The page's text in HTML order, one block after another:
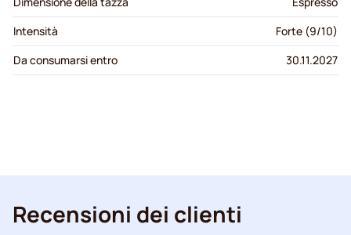
Intensità
Forte (9/10)
Da consumarsi entro
30.11.2027
Recensioni dei clienti